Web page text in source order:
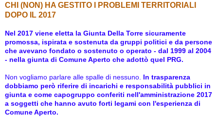
CHI (NON) HA GESTITO I PROBLEMI TERRITORIALI
DOPO IL 2017
Nel 2017 viene eletta la Giunta Della Torre sicuramente
promossa, ispirata e sostenuta da gruppi politici e da persone
che avevano fondato o sostenuto o operato - dal 1999 al 2004
- nella giunta di Comune Aperto che adottò quel PRG.
Non vogliamo parlare alle spalle di nessuno. In trasparenza
dobbiamo però riferire di incarichi e responsabilità pubblici in
giunta e come capogruppo conferiti nell'amministrazione 2017
a soggetti che hanno avuto forti legami con l'esperienza di
Comune Aperto.